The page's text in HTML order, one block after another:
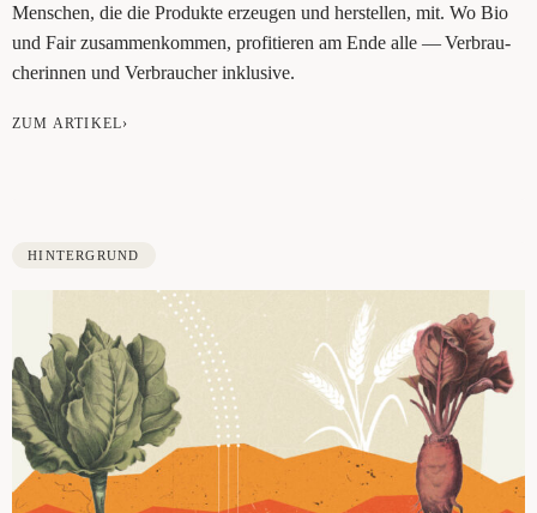
Men­schen, die die Pro­duk­te erzeu­gen und her­stel­len, mit. Wo Bio
und Fair zusam­men­kom­men, pro­fi­tie­ren am Ende alle — Ver­brau­
che­rin­nen und Ver­brau­cher inklusive.
ZUM ARTIKEL›
HINTERGRUND